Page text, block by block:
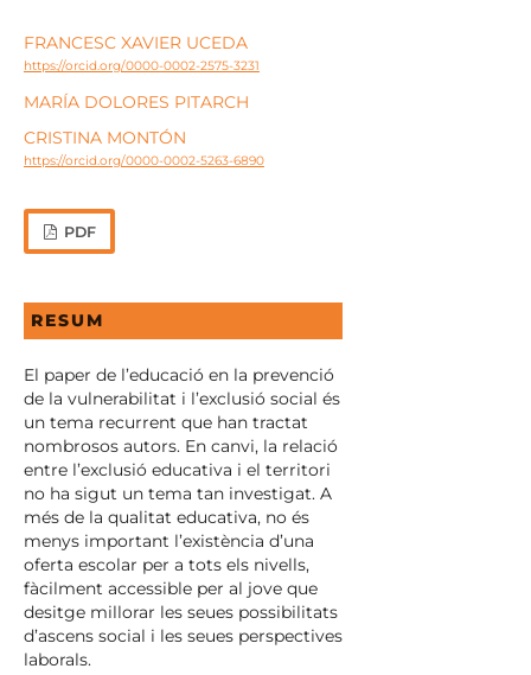
FRANCESC XAVIER UCEDA
https://orcid.org/0000-0002-2575-3231
MARÍA DOLORES PITARCH
CRISTINA MONTÓN
https://orcid.org/0000-0002-5263-6890
PDF
RESUM
El paper de l’educació en la prevenció
de la vulnerabilitat i l’exclusió social és
un tema recurrent que han tractat
nombrosos autors. En canvi, la relació
entre l’exclusió educativa i el territori
no ha sigut un tema tan investigat. A
més de la qualitat educativa, no és
menys important l’existència d’una
oferta escolar per a tots els nivells,
fàcilment accessible per al jove que
desitge millorar les seues possibilitats
d’ascens social i les seues perspectives
laborals.